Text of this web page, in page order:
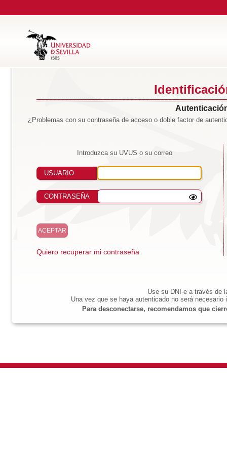
¿Problemas con su contraseña de acceso o doble factor de
Introduzca su UVUS o su correo
USUARIO
CONTRASEÑA
Quiero recuperar mi contraseña
Use su DNI-e a través de
Una vez que se haya autenticado no será
Para desconectarse, recomendamos que